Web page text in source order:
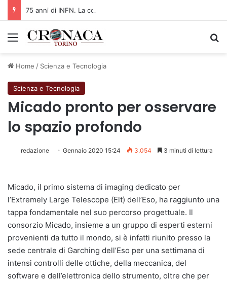
Menu
Home / Scienza e Tecnologia
Scienza e Tecnologia
Micado pronto per osservare
lo spazio profondo
redazione Gennaio 2020 15:24 3.054 3 minuti di lettura
Micado, il primo sistema di imaging dedicato per
l’Extremely Large Telescope (Elt) dell’Eso, ha raggiunto una
tappa fondamentale nel suo percorso progettuale. Il
consorzio Micado, insieme a un gruppo di esperti esterni
provenienti da tutto il mondo, si è infatti riunito presso la
sede centrale di Garching dell’Eso per una settimana di
intensi controlli delle ottiche, della meccanica, del
software e dell’elettronica dello strumento, oltre che per